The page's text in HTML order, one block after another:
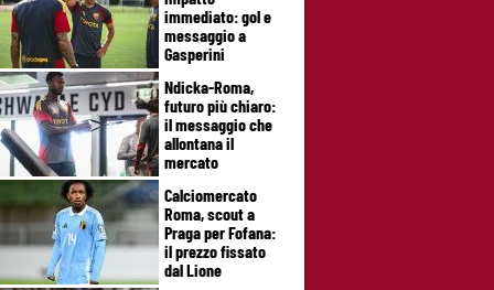
immediato: gol e
messaggio a
Gasperini
Ndicka-Roma,
futuro più chiaro:
il messaggio che
allontana il
mercato
Calciomercato
Roma, scout a
Praga per Fofana:
il prezzo fissato
dal Lione